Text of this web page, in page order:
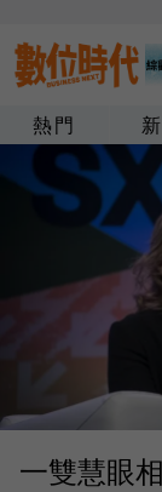
熱門
一雙慧眼